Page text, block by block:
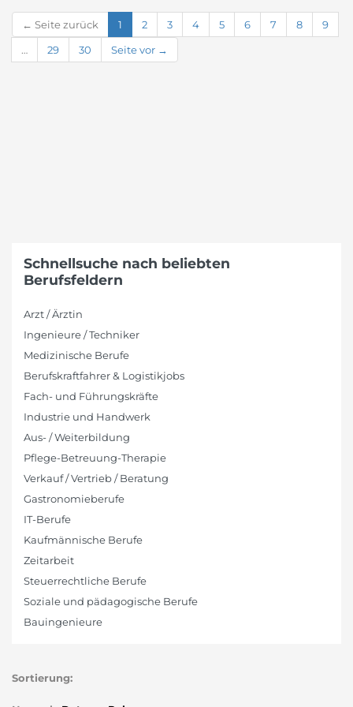
← Seite zurück 1 2 3 4 5 6 7 8
9
…
29 30 Seite vor →
Schnellsuche nach beliebten
Berufsfeldern
Arzt / Ärztin
Ingenieure / Techniker
Medizinische Berufe
Berufskraftfahrer & Logistikjobs
Fach- und Führungskräfte
Industrie und Handwerk
Aus- / Weiterbildung
Pflege-Betreuung-Therapie
Verkauf / Vertrieb / Beratung
Gastronomieberufe
IT-Berufe
Kaufmännische Berufe
Zeitarbeit
Steuerrechtliche Berufe
Soziale und pädagogische Berufe
Bauingenieure
Sortierung: